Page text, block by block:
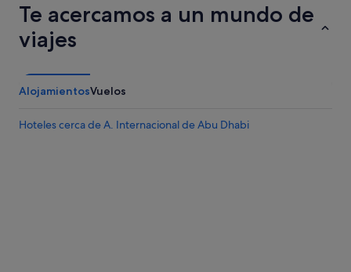
Te acercamos a un mundo de
viajes
AlojamientosVuelos
Hoteles cerca de A. Internacional de Abu Dhabi